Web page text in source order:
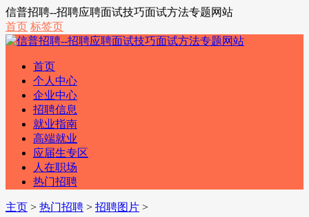
信普招聘--招聘应聘面试技巧面试方法专题网站
首页 标签页
首页
个人中心
企业中心
招聘信息
就业指南
高端就业
应届生专区
人在职场
热门招聘
主页 > 热门招聘 > 招聘图片 >